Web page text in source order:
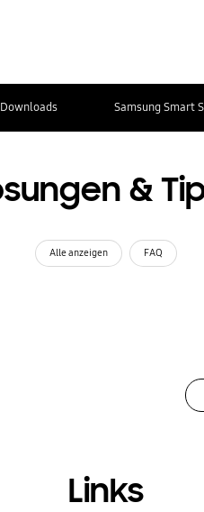
Samsung Smart
&
Alle anzeigen FAQ
Links